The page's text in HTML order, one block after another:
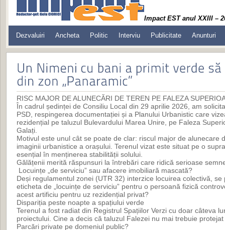
Impact EST anul XXIII –
Dezvaluiri Ancheta Politic Interviu Publicitate Anunturi
RISC MAJOR DE ALUNECĂRI DE TEREN PE FALEZA
În cadrul ședinței de Consiliu Local din 29 aprilie 2026, am
PSD, respingerea documentației și a Planului Urbanistic care
rezidențial pe taluzul Bulevardului Marea Unire, pe Faleza
Galați.
Motivul este unul cât se poate de clar: riscul major de alunecare
imaginii urbanistice a orașului. Terenul vizat este situat pe o
esențial în menținerea stabilității solului.
Gălățenii merită răspunsuri la întrebări care ridică serioase
Locuințe „de serviciu” sau afacere imobiliară mascată?
Deși regulamentul zonei (UTR 32) interzice locuirea colectivă,
eticheta de „locuințe de serviciu” pentru o persoană fizică
acest artificiu pentru uz rezidențial privat?
Dispariția peste noapte a spațiului verde
Terenul a fost radiat din Registrul Spațiilor Verzi cu doar câteva
proiectului. Cine a decis că taluzul Falezei nu mai trebuie
Parcări private pe domeniul public?